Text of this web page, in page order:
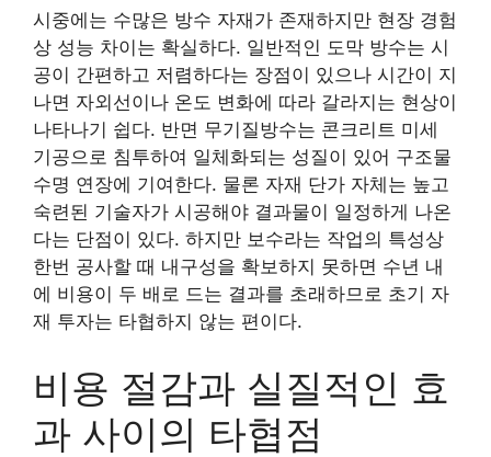
시중에는 수많은 방수 자재가 존재하지만 현장 경험
상 성능 차이는 확실하다. 일반적인 도막 방수는 시
공이 간편하고 저렴하다는 장점이 있으나 시간이 지
나면 자외선이나 온도 변화에 따라 갈라지는 현상이
나타나기 쉽다. 반면 무기질방수는 콘크리트 미세
기공으로 침투하여 일체화되는 성질이 있어 구조물
수명 연장에 기여한다. 물론 자재 단가 자체는 높고
숙련된 기술자가 시공해야 결과물이 일정하게 나온
다는 단점이 있다. 하지만 보수라는 작업의 특성상
한번 공사할 때 내구성을 확보하지 못하면 수년 내
에 비용이 두 배로 드는 결과를 초래하므로 초기 자
재 투자는 타협하지 않는 편이다.
비용 절감과 실질적인 효
과 사이의 타협점